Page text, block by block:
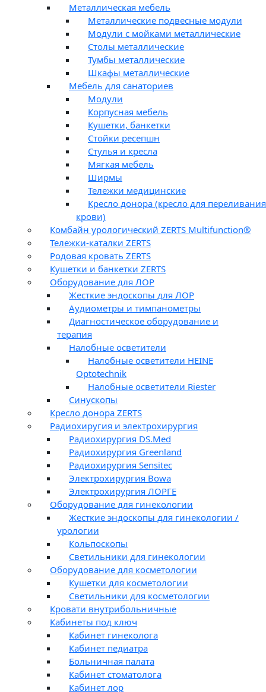
Металлическая мебель
Металлические подвесные модули
Модули с мойками металлические
Столы металлические
Тумбы металлические
Шкафы металлические
Мебель для санаториев
Модули
Корпусная мебель
Кушетки, банкетки
Стойки ресепшн
Стулья и кресла
Мягкая мебель
Ширмы
Тележки медицинские
Кресло донора (кресло для переливания
крови)
Комбайн урологический ZERTS Multifunction®
Тележки-каталки ZERTS
Родовая кровать ZERTS
Кушетки и банкетки ZERTS
Оборудование для ЛОР
Жесткие эндоскопы для ЛОР
Аудиометры и тимпанометры
Диагностическое оборудование и
терапия
Налобные осветители
Налобные осветители HEINE
Optotechnik
Налобные осветители Riester
Синускопы
Кресло донора ZERTS
Радиохиругия и электрохирургия
Радиохирургия DS.Med
Радиохирургия Greenland
Радиохирургия Sensitec
Электрохирургия Bowa
Электрохирургия ЛОРГЕ
Оборудование для гинекологии
Жесткие эндоскопы для гинекологии /
урологии
Кольпоскопы
Светильники для гинекологии
Оборудование для косметологии
Кушетки для косметологии
Светильники для косметологии
Кровати внутрибольничные
Кабинеты под ключ
Кабинет гинеколога
Кабинет педиатра
Больничная палата
Кабинет стоматолога
Кабинет лор